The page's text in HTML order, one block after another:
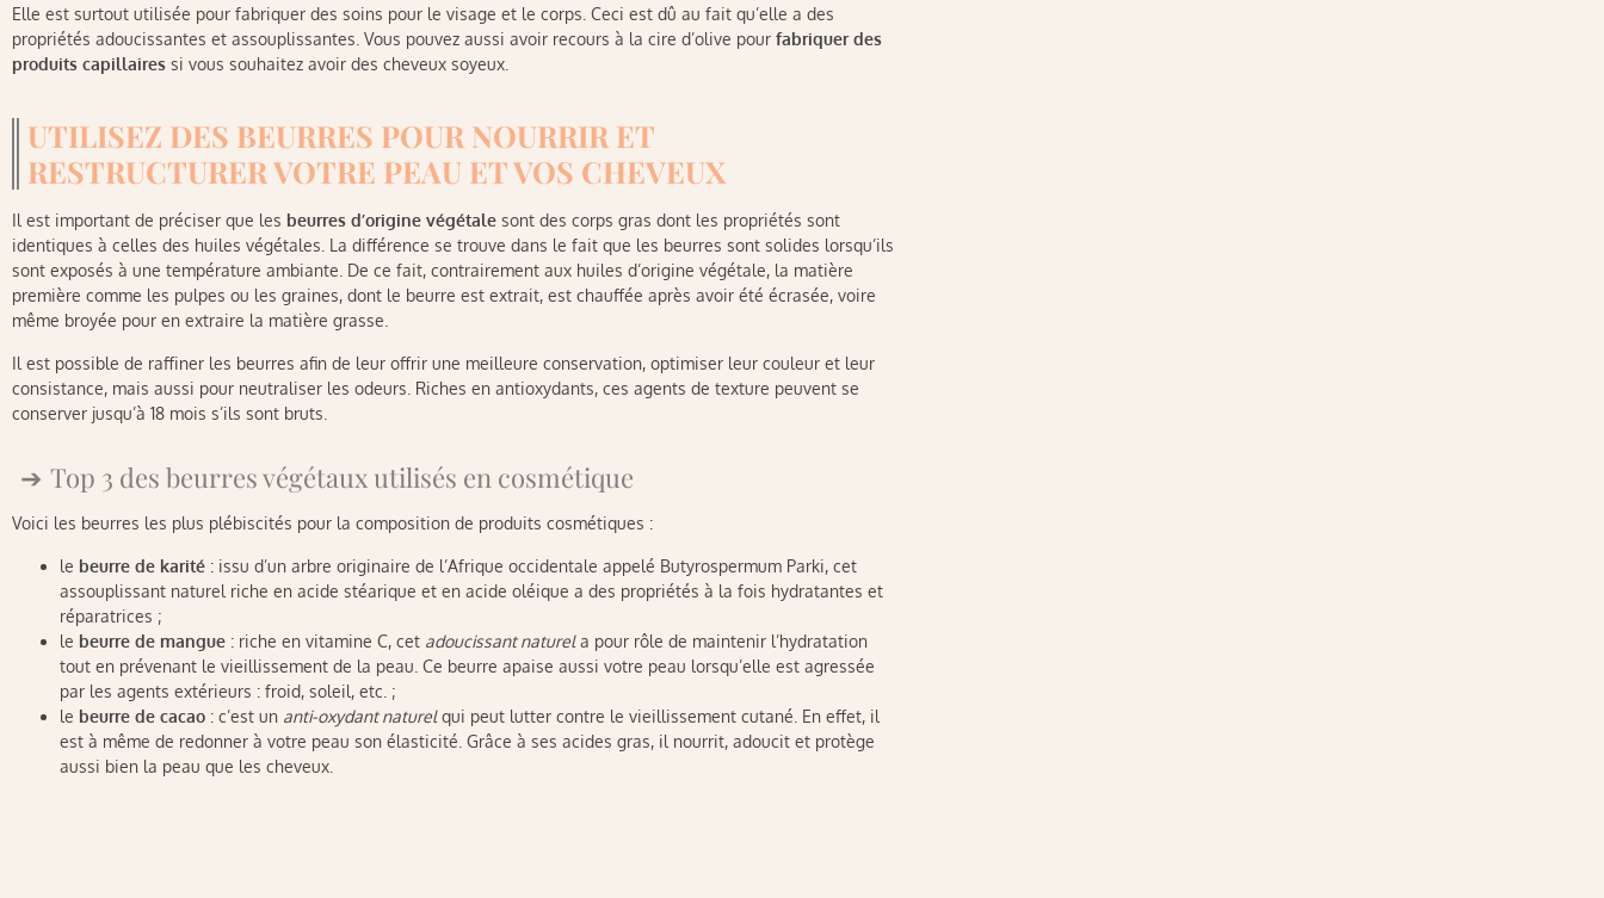
Elle est surtout utilisée pour fabriquer des soins pour le visage et le corps. Ceci est dû au fait qu’elle a des
propriétés adoucissantes et assouplissantes. Vous pouvez aussi avoir recours à la cire d’olive pour fabriquer des
produits capillaires si vous souhaitez avoir des cheveux soyeux.
UTILISEZ DES BEURRES POUR NOURRIR ET
RESTRUCTURER VOTRE PEAU ET VOS CHEVEUX
Il est important de préciser que les beurres d’origine végétale sont des corps gras dont les propriétés sont
identiques à celles des huiles végétales. La différence se trouve dans le fait que les beurres sont solides lorsqu’ils
sont exposés à une température ambiante. De ce fait, contrairement aux huiles d’origine végétale, la matière
première comme les pulpes ou les graines, dont le beurre est extrait, est chauffée après avoir été écrasée, voire
même broyée pour en extraire la matière grasse.
Il est possible de raffiner les beurres afin de leur offrir une meilleure conservation, optimiser leur couleur et leur
consistance, mais aussi pour neutraliser les odeurs. Riches en antioxydants, ces agents de texture peuvent se
conserver jusqu’à 18 mois s’ils sont bruts.
Top 3 des beurres végétaux utilisés en cosmétique
Voici les beurres les plus plébiscités pour la composition de produits cosmétiques :
le beurre de karité : issu d’un arbre originaire de l’Afrique occidentale appelé Butyrospermum Parki, cet
assouplissant naturel riche en acide stéarique et en acide oléique a des propriétés à la fois hydratantes et
réparatrices ;
le beurre de mangue : riche en vitamine C, cet adoucissant naturela pour rôle de maintenir l’hydratation
tout en prévenant le vieillissement de la peau. Ce beurre apaise aussi votre peau lorsqu’elle est agressée
par les agents extérieurs : froid, soleil, etc. ;
le beurre de cacao : c’est un anti-oxydant naturelqui peut lutter contre le vieillissement cutané. En effet, il
est à même de redonner à votre peau son élasticité. Grâce à ses acides gras, il nourrit, adoucit et protège
aussi bien la peau que les cheveux.